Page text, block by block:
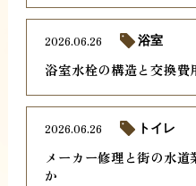
浴室水栓の構造と交換費
2026.06.26 浴室
メーカー修理と街の水
か
2026.06.26 トイレ